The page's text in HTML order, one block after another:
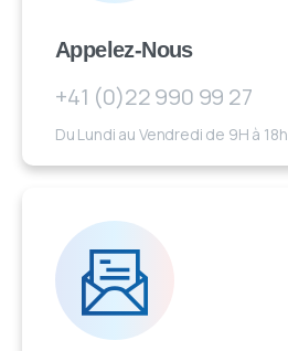
Appelez-Nous
+41 (0)22 990 99 27
Du Lundi au Vendredi de 9H à 18h